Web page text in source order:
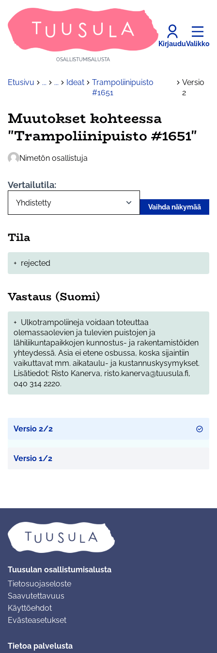
OSALLISTUMISALUSTA
KirjauduValikko
Etusivu ... ... Ideat
Trampoliinipuisto
#1651
Versio
2
Muutokset kohteessa
"Trampoliinipuisto #1651"
Nimetön osallistuja
Vertailutila:
Vaihda näkymää
Tila
+ rejected
Vastaus (Suomi)
+ Ulkotrampoliineja voidaan toteuttaa
olemassaolevien ja tulevien puistojen ja
lähiliikuntapaikkojen kunnostus- ja rakentamistöiden
yhteydessä. Asia ei etene osbussa, koska sijaintiin
vaikuttavat mm. aikataulu- ja kustannuskysymykset.
Lisätiedot: Risto Kanerva, risto.kanerva@tuusula.fi,
040 314 2220.
Versio 2/2
Versio 1/2
Tuusulan osallistumisalusta
Tietosuojaseloste
Saavutettavuus
Käyttöehdot
Evästeasetukset
Tietoa palvelusta